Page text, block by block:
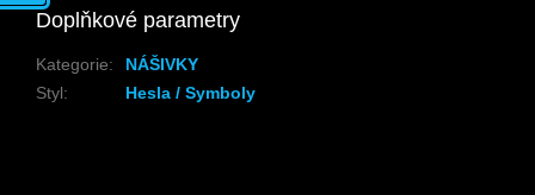
Doplňkové parametry
Kategorie:
NÁŠIVKY
Styl: Hesla / Symboly